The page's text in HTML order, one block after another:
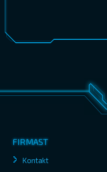
FIRMAST
Kontakt